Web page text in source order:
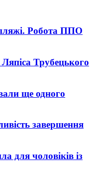
Робота ППО
Ляпіса Трубецького
ще одного
завершення
для чоловіків із